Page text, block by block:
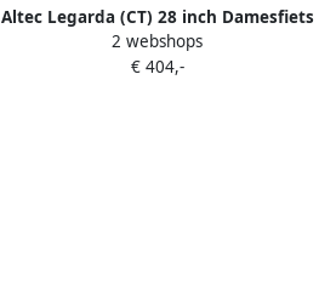
Altec Legarda (CT) 28 inch Damesfiets
V-Brakes 24 Versn. Antraciet Pink
2 webshops
€ 404,-